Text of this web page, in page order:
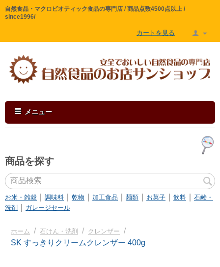
自然食品・マクロビオティック食品の専門店 / 商品点数4500点以上 /
since1996/
カートを見る
メニュー
商品を探す
お米・雑穀 調味料 乾物 加工食品 麺類 お菓子 飲料
石鹸・
洗剤
ガレージセール
ホーム / 石けん・洗剤 / クレンザー /
SK すっきりクリームクレンザー 400g